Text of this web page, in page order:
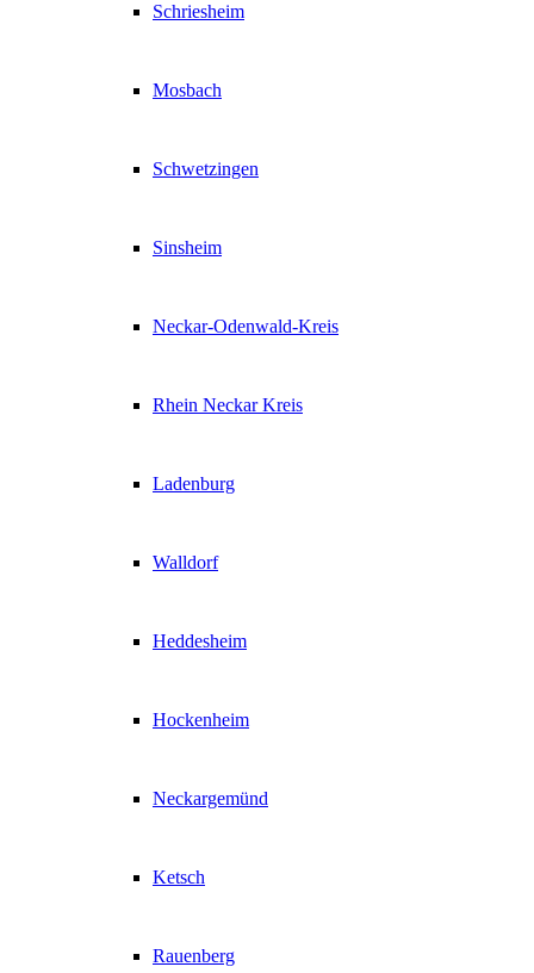
Schriesheim
Mosbach
Schwetzingen
Sinsheim
Neckar-Odenwald-Kreis
Rhein Neckar Kreis
Ladenburg
Walldorf
Heddesheim
Hockenheim
Neckargemünd
Ketsch
Rauenberg